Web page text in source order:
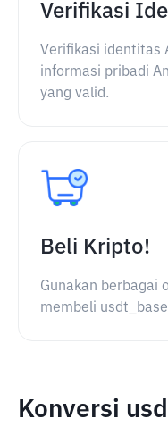
Verifikasi
Verifikasi identitas
informasi pribadi
yang valid.
Beli Kripto!
Gunakan berbagai
membeli
Konversi